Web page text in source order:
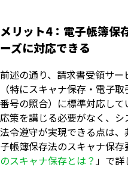
メリット4：電子帳簿保
ーズに対応できる
前述の通り、請求書受領サ
（特にスキャナ保存・電子
番号の照合）に標準対応し
応策を講じる必要がなく、
法令遵守が実現できる点は
子帳簿保存法のスキャナ保
のスキャナ保存とは？」で詳